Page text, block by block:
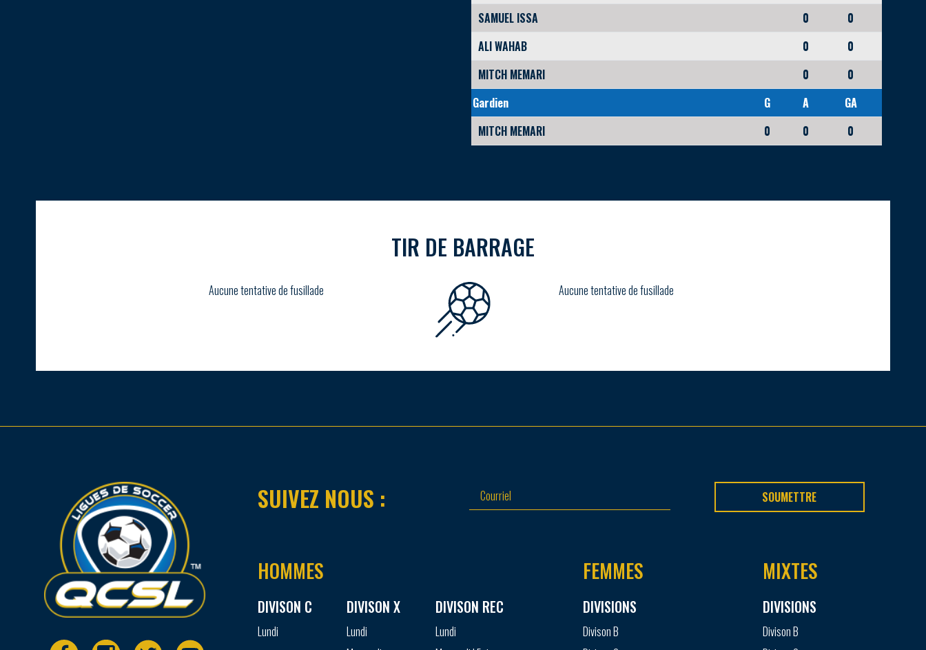
SAMUEL ISSA
0
0
ALI WAHAB
0
0
MITCH MEMARI
0
0
Gardien
G A
GA
MITCH MEMARI
0 0 0
TIR DE BARRAGE
Aucune tentative de fusillade Aucune tentative de fusillade
SUIVEZ NOUS : SOUMETTRE
HOMMES
DIVISON C
Lundi
DIVISON X
Lundi
DIVISON REC
Lundi
FEMMES
DIVISIONS
Divison B
MIXTES
DIVISIONS
Divison B